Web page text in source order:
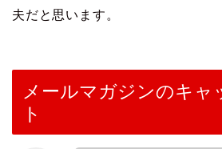
夫だと思います。
メールマガジンのキャ
ト